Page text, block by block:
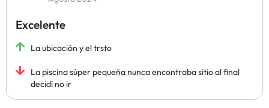
Excelente
La ubicación y el trsto
La piscina súper pequeña nunca encontraba sitio al final
decidí no ir